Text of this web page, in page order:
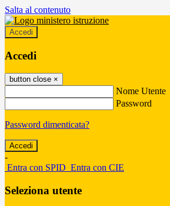
Salta al contenuto
Accedi
Accedi
button close ×
Nome Utente
Password
Password dimenticata?
-
Entra con SPID Entra con CIE
Seleziona utente